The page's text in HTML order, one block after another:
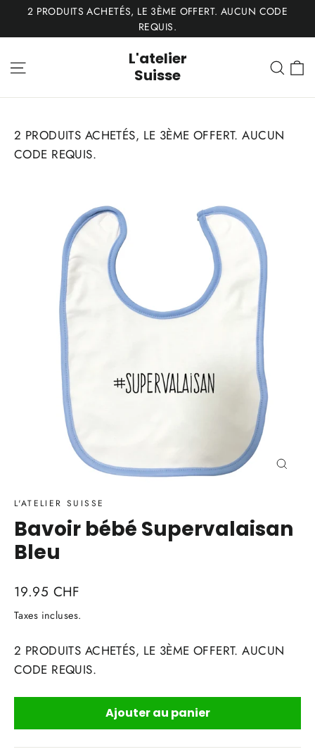
Passer2 PRODUITS ACHETÉS, LE 3ÈME OFFERT. AUCUN CODE
REQUIS.
L'atelier
Suisse
2 PRODUITS ACHETÉS, LE 3ÈME OFFERT. AUCUN
CODE REQUIS.
L'ATELIER SUISSE
Bavoir bébé Supervalaisan
Bleu
Prix
régulier
19.95 CHF
Taxes incluses.
2 PRODUITS ACHETÉS, LE 3ÈME OFFERT. AUCUN
CODE REQUIS.
Ajouter au panier